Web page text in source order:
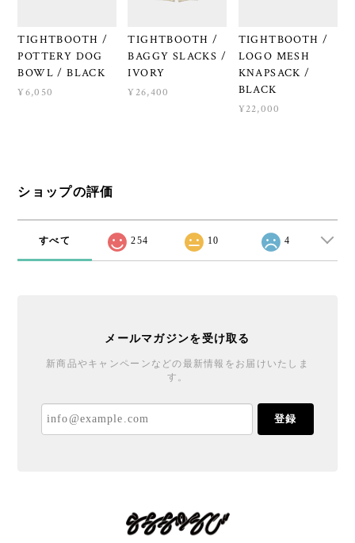
TIGHTBOOTH /
POTTERY DOG
BOWL / BLACK
¥6,050
TIGHTBOOTH /
BAGGY SLACKS /
IVORY
¥26,400
TIGHTBOOTH /
LOGO MESH
KNAPSACK /
BLACK
¥22,000
ショップの評価
すべて 254 10 4
メールマガジンを受け取る
新商品やキャンペーンなどの最新情報をお届けいたしま
す。
登録